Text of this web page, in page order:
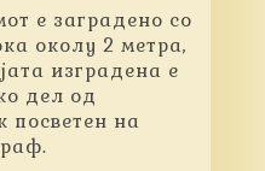
е заградено со
околу 2 метра,
изградена е
дел од
посветен на